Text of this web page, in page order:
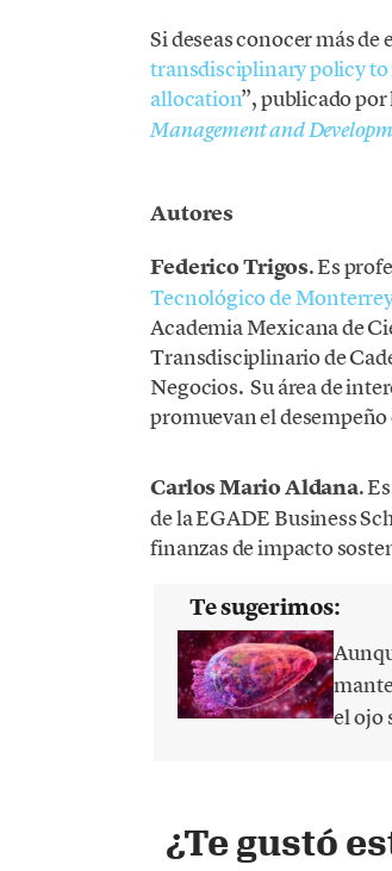
Si deseas conocer más
transdisciplinary policy
allocation”, publicado
Management and
Autores
Federico Trigos. Es
Tecnológico de
Academia Mexicana de
Transdisciplinario de
Negocios. Su área de
promuevan el
Carlos Mario Aldana.
de la EGADE Business
finanzas de impacto
Te sugerimos:
el ojo
¿Te gustó